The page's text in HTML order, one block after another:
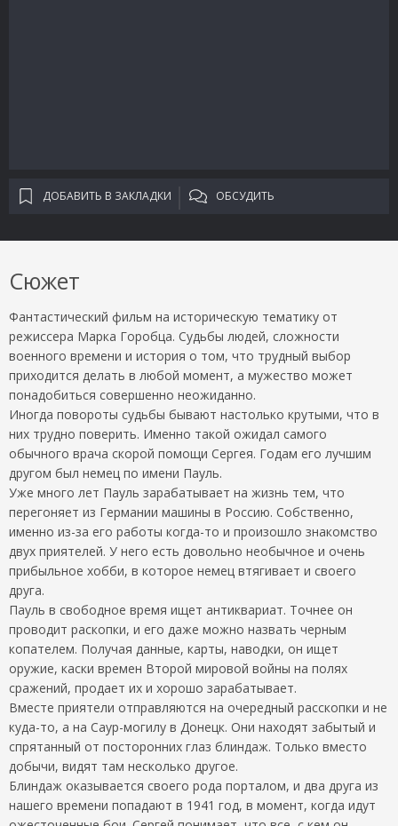
ДОБАВИТЬ В ЗАКЛАДКИ ОБСУДИТЬ
Сюжет
Фантастический фильм на историческую тематику от
режиссера Марка Горобца. Судьбы людей, сложности
военного времени и история о том, что трудный выбор
приходится делать в любой момент, а мужество может
понадобиться совершенно неожиданно.
Иногда повороты судьбы бывают настолько крутыми, что в
них трудно поверить. Именно такой ожидал самого
обычного врача скорой помощи Сергея. Годам его лучшим
другом был немец по имени Пауль.
Уже много лет Пауль зарабатывает на жизнь тем, что
перегоняет из Германии машины в Россию. Собственно,
именно из-за его работы когда-то и произошло знакомство
двух приятелей. У него есть довольно необычное и очень
прибыльное хобби, в которое немец втягивает и своего
друга.
Пауль в свободное время ищет антиквариат. Точнее он
проводит раскопки, и его даже можно назвать черным
копателем. Получая данные, карты, наводки, он ищет
оружие, каски времен Второй мировой войны на полях
сражений, продает их и хорошо зарабатывает.
Вместе приятели отправляются на очередный расскопки и не
куда-то, а на Саур-могилу в Донецк. Они находят забытый и
спрятанный от посторонних глаз блиндаж. Только вместо
добычи, видят там несколько другое.
Блиндаж оказывается своего рода порталом, и два друга из
нашего времени попадают в 1941 год, в момент, когда идут